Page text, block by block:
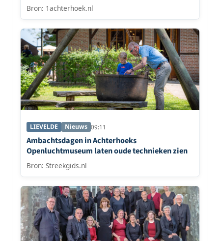
Bron: 1achterhoek.nl
LIEVELDE Nieuws 09:11
Ambachtsdagen in Achterhoeks
Openluchtmuseum laten oude technieken zien
Bron: Streekgids.nl